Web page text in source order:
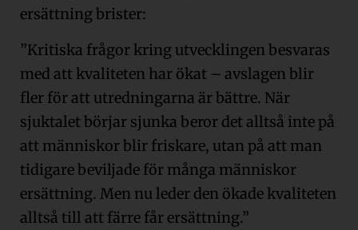
ersättning brister:
”Kritiska frågor kring utvecklingen besvaras
med att kvaliteten har ökat – avslagen blir
fler för att utredningarna är bättre. När
sjuktalet börjar sjunka beror det alltså inte på
att människor blir friskare, utan på att man
tidigare beviljade för många människor
ersättning. Men nu leder den ökade kvaliteten
alltså till att färre får ersättning.”